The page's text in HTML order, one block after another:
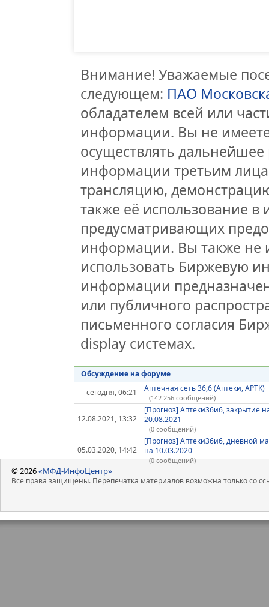
Внимание! Уважаемые
следующем: ПАО
обладателем всей или
информации. Вы не
осуществлять
информации третьим
трансляцию,
также её использование
предусматривающих
информации. Вы также не
использовать Биржевую
информации
или публичного
письменного согласия
display системах.
Обсуждение на форуме
сегодня, 06:21
Аптечная сеть 36,6 (Аптеки, APTK)
(142 256 сообщений)
12.08.2021, 13:32
[Прогноз] Аптеки36и6, закрытие
20.08.2021
(0 сообщений)
05.03.2020, 14:42
[Прогноз] Аптеки36и6, дневной
на 10.03.2020
(0 сообщений)
© 2026«МФД-ИнфоЦентр»
Все права защищены. Перепечатка материалов возможна только со